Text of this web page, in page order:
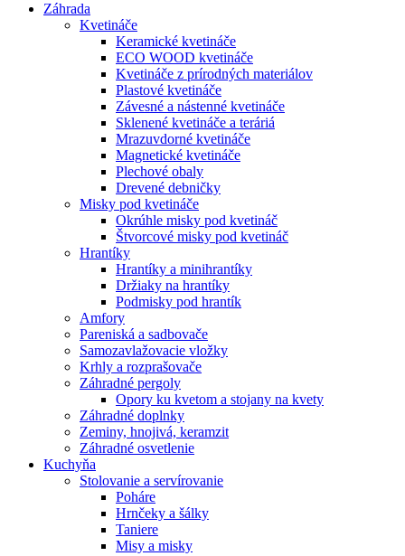
Záhrada
Kvetináče
Keramické kvetináče
ECO WOOD kvetináče
Kvetináče z prírodných materiálov
Plastové kvetináče
Závesné a nástenné kvetináče
Sklenené kvetináče a teráriá
Mrazuvdorné kvetináče
Magnetické kvetináče
Plechové obaly
Drevené debničky
Misky pod kvetináče
Okrúhle misky pod kvetináč
Štvorcové misky pod kvetináč
Hrantíky
Hrantíky a minihrantíky
Držiaky na hrantíky
Podmisky pod hrantík
Amfory
Pareniská a sadbovače
Samozavlažovacie vložky
Krhly a rozprašovače
Záhradné pergoly
Opory ku kvetom a stojany na kvety
Záhradné doplnky
Zeminy, hnojivá, keramzit
Záhradné osvetlenie
Kuchyňa
Stolovanie a servírovanie
Poháre
Hrnčeky a šálky
Taniere
Misy a misky